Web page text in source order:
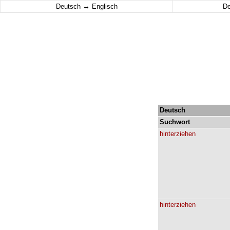
Deutsch ↔ Englisch
Deutsch
Suchwort
hinterziehen
hinterziehen